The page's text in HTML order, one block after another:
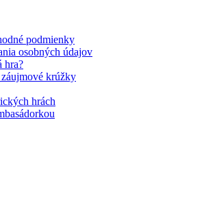
podmienky
osobných údajov
hra?
krúžky
hrách